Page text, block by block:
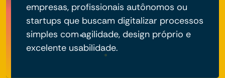
empresas, profissionais autônomos ou
startups que buscam digitalizar processos
simples com agilidade, design próprio e
excelente usabilidade.